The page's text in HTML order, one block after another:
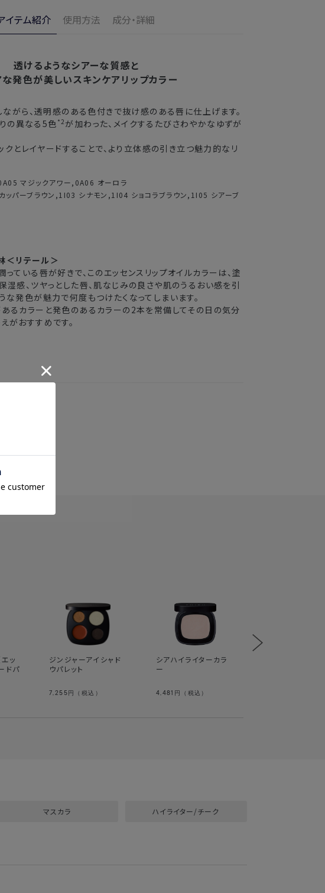
かかる日数の目安
3〜4日
遅延
繁忙期および休業期間中
送手配に時間がかかる
認ください。
ら7日間
イテム紹介 使用方法 成分・詳細
透けるようなシアーな質感と
な発色が美しいスキンケアリップカラー
がら、透明感のある色付きで抜け感のある唇に仕上げます。
の異なる5色 *2 が加わった、メイクするたびさわやかなゆずが
クとレイヤードすることで、より立体感の引き立つ魅力的なリ
マジックアワー,0A06 オーロラ
パーブラウン,1I03 シナモン,1I04 ショコラブラウン,1I05 シアーブ
＜リテール＞
っている唇が好きで、このエッセンスリップオイルカラーは、塗
湿感、ツヤっとした唇、肌なじみの良さや肌のうるおい感を引
な発色が魅力で何度もつけたくなってしまいます。
るカラーと発色のあるカラーの2本を常備してその日の気分
がおすすめです。
ッ
ドパ
ジンジャーアイシャド
ウパレット
7,255 円（税込）
シアハイライターカラ
ー
4,481 円（税込）
マスカラ ハイライター/チーク